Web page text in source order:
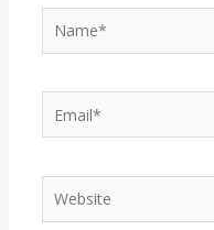
Website